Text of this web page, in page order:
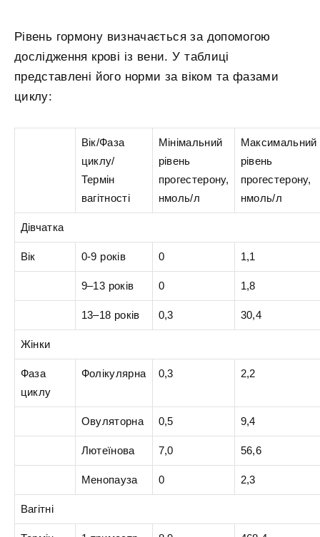
Рівень гормону визначається за допомогою
дослідження крові із вени. У таблиці
представлені його норми за віком та фазами
циклу:
Вік/Фаза
циклу/
Термін
вагітності
Мінімальний
рівень
прогестерону,
нмоль/л
Максимальний
рівень
прогестерону,
нмоль/л
Дівчатка
Вік 0-9 років 0 1,1
9–13 років 0 1,8
13–18 років 0,3 30,4
Жінки
Фаза
циклу
Фолікулярна 0,3 2,2
Овуляторна 0,5 9,4
Лютеїнова 7,0 56,6
Менопауза 0 2,3
Вагітні